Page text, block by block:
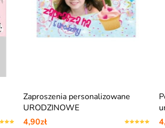
Zaproszenia personalizowane
URODZINOWE
4,90zł